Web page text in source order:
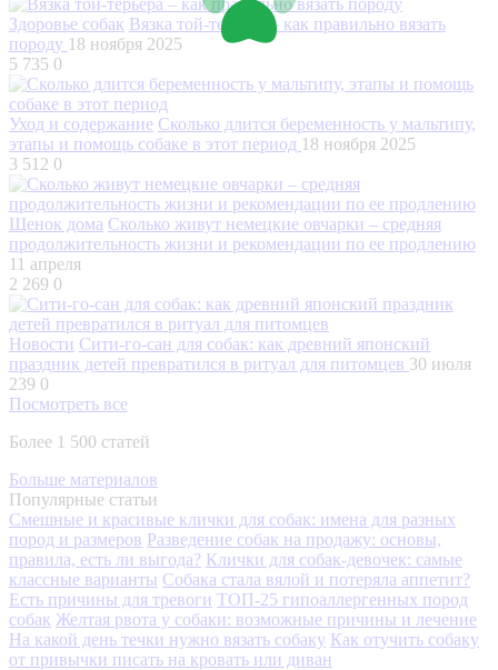
Здоровье собак Вязка той-терьера – как правильно вязать
породу 18 ноября 2025
5 735 0
Уход и содержание Сколько длится беременность у мальтипу,
этапы и помощь собаке в этот период 18 ноября 2025
3 512 0
Щенок дома Сколько живут немецкие овчарки – средняя
продолжительность жизни и рекомендации по ее продлению
11 апреля
2 269 0
Новости Сити-го-сан для собак: как древний японский
праздник детей превратился в ритуал для питомцев 30 июля
239 0
Посмотреть все
Более 1 500 статей
Больше материалов
Популярные статьи
Смешные и красивые клички для собак: имена для разных
пород и размеров Разведение собак на продажу: основы,
правила, есть ли выгода? Клички для собак-девочек: самые
классные варианты Собака стала вялой и потеряла аппетит?
Есть причины для тревоги ТОП-25 гипоаллергенных пород
собак Желтая рвота у собаки: возможные причины и лечение
На какой день течки нужно вязать собаку Как отучить собаку
от привычки писать на кровать или диван